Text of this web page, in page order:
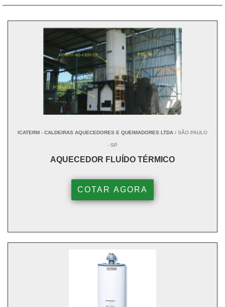
ICATERM - CALDEIRAS AQUECEDORES E QUEIMADORES LTDA / SÃO PAULO
- SP
AQUECEDOR FLUÍDO TÉRMICO
COTAR AGORA